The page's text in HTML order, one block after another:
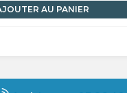
AU PANIER